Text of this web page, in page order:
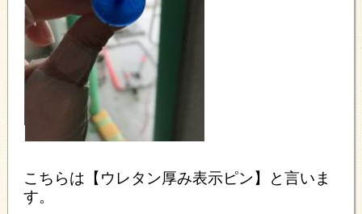
こちらは【ウレタン厚み表示ピン】と言いま
す。